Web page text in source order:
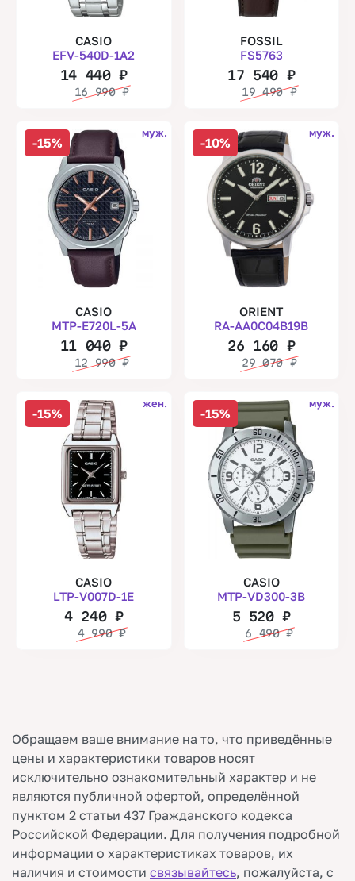
CASIO
EFV-540D-1A2
14 440₽
16 990₽
FOSSIL
FS5763
17 540 ₽
19 490₽
-15%
муж.
CASIO
MTP-E720L-5A
11 040₽
12 990₽
-10%
муж.
ORIENT
RA-AA0C04B19B
26 160 ₽
29 070₽
-15%
жен.
CASIO
LTP-V007D-1E
4 240 ₽
4 990₽
-15%
муж.
CASIO
MTP-VD300-3B
5 520₽
6 490₽
Обращаем ваше внимание на то, что приведённые
цены и характеристики товаров носят
исключительно ознакомительный характер и не
являются публичной офертой, определённой
пунктом 2 статьи 437 Гражданского кодекса
Российской Федерации. Для получения подробной
информации о характеристиках товаров, их
наличия и стоимости связывайтесь, пожалуйста, с